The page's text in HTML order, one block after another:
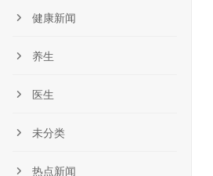
健康新闻
养生
医生
未分类
热点新闻